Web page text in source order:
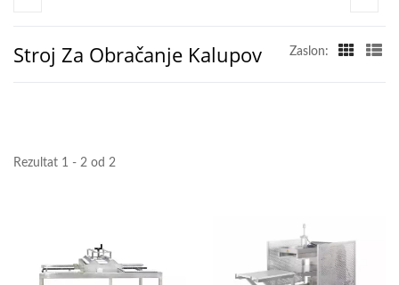
Stroj Za Obračanje Kalupov Zaslon:
Rezultat 1 - 2 od 2